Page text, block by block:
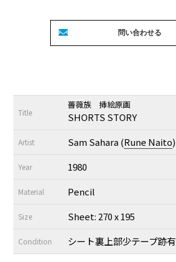
Title
薔薇族 挿絵原画
SHORTS STORY
Artist Sam Sahara (Rune Naito)
Year 1980
Material Pencil
Size Sheet: 270 x 195
Condition シート裏上部少テープ跡有